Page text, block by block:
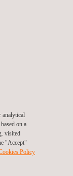
bekijk onze
analytical
on a
visited
"Accept"
Policy